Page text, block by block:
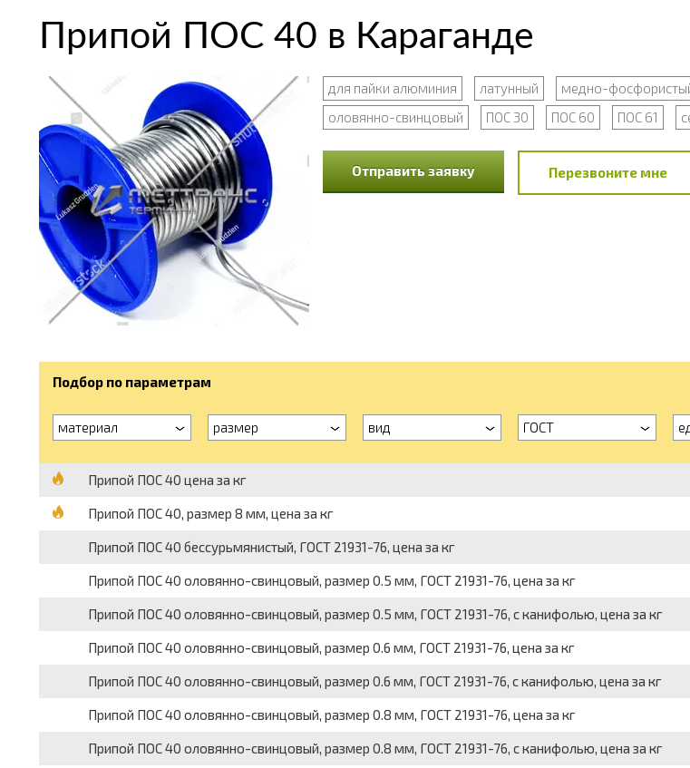
Припой ПОС 40 в Караганде
для пайки алюминия латунный медно-
оловянно-свинцовый
ПОС 30 ПОС 60 ПОС 61
Отправить заявку Перезвоните мне
Подбор по параметрам
материал размер вид ГОСТ
Припой ПОС 40 цена за кг
Припой ПОС 40, размер 8 мм, цена за кг
Припой ПОС 40 бессурьмянистый, ГОСТ 21931-76, цена за кг
Припой ПОС 40 оловянно-свинцовый, размер 0.5 мм, ГОСТ 21931-76, цена за кг
Припой ПОС 40 оловянно-свинцовый, размер 0.5 мм, ГОСТ 21931-76, с канифолью, цена за кг
Припой ПОС 40 оловянно-свинцовый, размер 0.6 мм, ГОСТ 21931-76, цена за кг
Припой ПОС 40 оловянно-свинцовый, размер 0.6 мм, ГОСТ 21931-76, с канифолью, цена за кг
Припой ПОС 40 оловянно-свинцовый, размер 0.8 мм, ГОСТ 21931-76, цена за кг
Припой ПОС 40 оловянно-свинцовый, размер 0.8 мм, ГОСТ 21931-76, с канифолью, цена за кг